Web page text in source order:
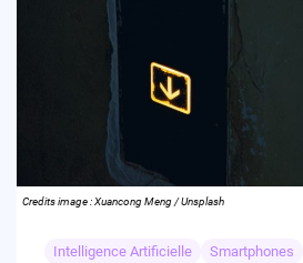
Credits image : Xuancong Meng / Unsplash
Intelligence Artificielle Smartphones